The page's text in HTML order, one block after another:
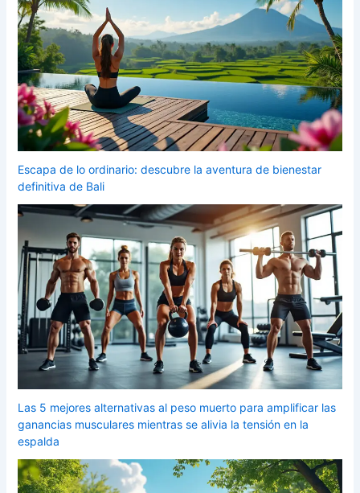
Escapa de lo ordinario: descubre la aventura de bienestar
definitiva de Bali
Las 5 mejores alternativas al peso muerto para amplificar las
ganancias musculares mientras se alivia la tensión en la
espalda